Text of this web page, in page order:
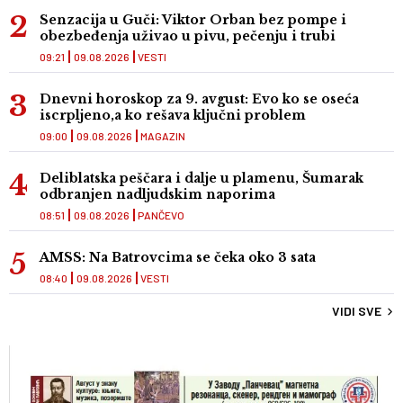
Senzacija u Guči: Viktor Orban bez pompe i
obezbeđenja uživao u pivu, pečenju i trubi
VESTI
09:21 09.08.2026
Dnevni horoskop za 9. avgust: Evo ko se oseća
iscrpljeno,a ko rešava ključni problem
MAGAZIN
09:00 09.08.2026
Deliblatska peščara i dalje u plamenu, Šumarak
odbranjen nadljudskim naporima
PANČEVO
08:51 09.08.2026
AMSS: Na Batrovcima se čeka oko 3 sata
VESTI
08:40 09.08.2026
VIDI SVE